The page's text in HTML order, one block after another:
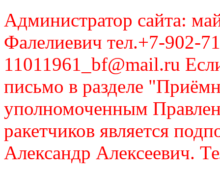
Администратор сайта:
Фалелиевич тел.+7-902-
11011961_bf@mail.ru
письмо в разделе
уполномоченным
ракетчиков является
Александр Алексеевич.